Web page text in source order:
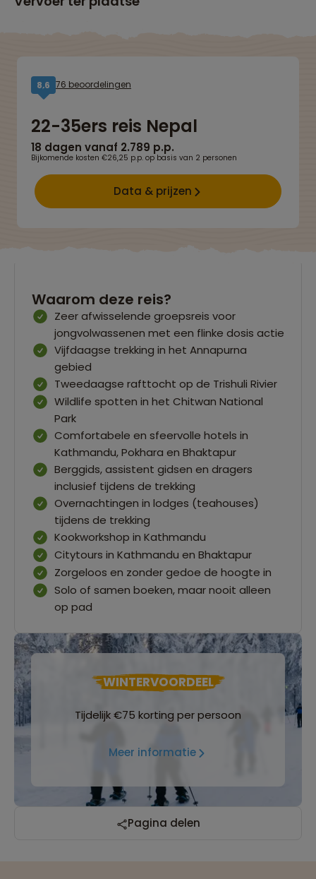
8,6 76 beoordelingen
22-35ers reis Nepal
18 dagen vanaf 2.789 p.p.
Bijkomende kosten €26,25 p.p. op basis van 2 personen
Data & prijzen
Waarom deze reis?
Zeer afwisselende groepsreis voor
jongvolwassenen met een flinke dosis actie
Vijfdaagse trekking in het Annapurna
gebied
Tweedaagse rafttocht op de Trishuli Rivier
Wildlife spotten in het Chitwan National
Park
Comfortabele en sfeervolle hotels in
Kathmandu, Pokhara en Bhaktapur
Berggids, assistent gidsen en dragers
inclusief tijdens de trekking
Overnachtingen in lodges (teahouses)
tijdens de trekking
Kookworkshop in Kathmandu
Citytours in Kathmandu en Bhaktapur
Zorgeloos en zonder gedoe de hoogte in
Solo of samen boeken, maar nooit alleen
op pad
WINTERVOORDEEL
Tijdelijk €75 korting per persoon
Meer informatie
Pagina delen
Reizen met oog voor mens, cultuur en milieu